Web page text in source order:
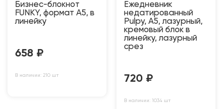
Бизнес-блокнот
FUNKY, формат A5, в
линейку
658 ₽
В наличии: 210 шт
Ежедневник
недатированный
Pulpy, А5, лазурный,
кремовый блок в
линейку, лазурный
срез
720 ₽
В наличии: 1034 шт